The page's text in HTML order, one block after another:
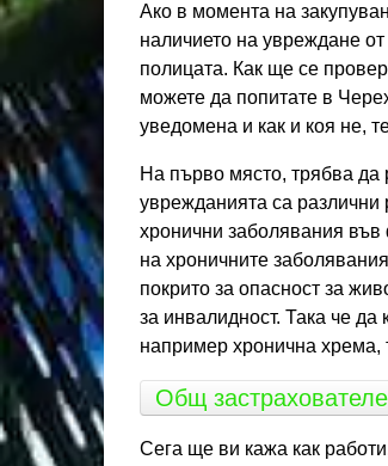
Ако в момента на
наличието на увреждане
полицата. Как ще се
можете да попитате в
уведомена и как и коя не,
На първо място, трябва да
уврежданията са различни
хронични заболявания във
на хроничните
покрито за опасност за
за инвалидност. Така че
например хронична
Общ
Сега ще ви кажа как